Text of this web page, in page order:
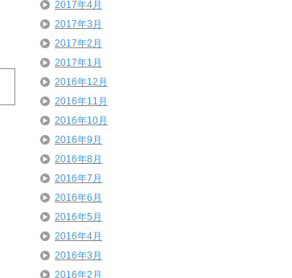
2017年4月
2017年3月
2017年2月
2017年1月
2016年12月
2016年11月
2016年10月
2016年9月
2016年8月
2016年7月
2016年6月
2016年5月
2016年4月
2016年3月
2016年2月